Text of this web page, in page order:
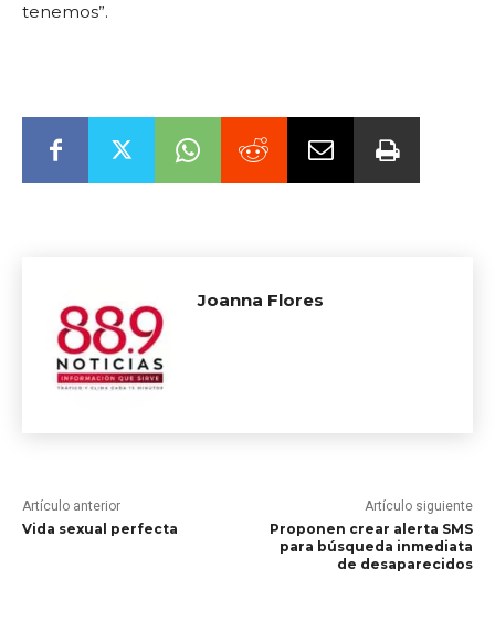
tenemos”.
Joanna Flores
Artículo anterior
Vida sexual perfecta
Artículo siguiente
Proponen crear alerta SMS
para búsqueda inmediata
de desaparecidos